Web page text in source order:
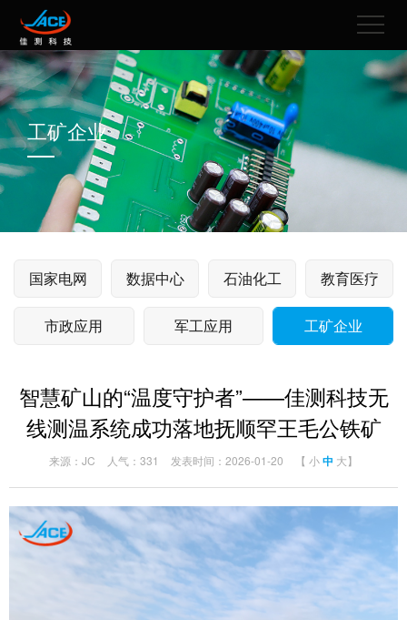
工矿企业
国家电网 数据中心 石油化工 教育医疗
市政应用 军工应用 工矿企业
智慧矿山的“温度守护者”——佳测科技无
线测温系统成功落地抚顺罕王毛公铁矿
来源：JC 人气：331 发表时间：2026-01-20 【 小中 大】